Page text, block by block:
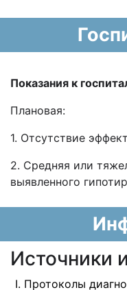
Показания к
Плановая:
1. Отсутствие
2. Средняя или
выявленного
Источники
Протоколы